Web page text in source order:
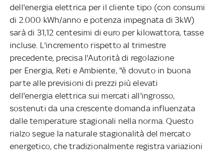
dell'energia elettrica per il cliente tipo (con consumi
di 2.000 kWh/anno e potenza impegnata di 3kW)
sarà di 31,12 centesimi di euro per kilowattora, tasse
incluse. L'incremento rispetto al trimestre
precedente, precisa l'Autorità di regolazione
per Energia, Reti e Ambiente, "è dovuto in buona
parte alle previsioni di prezzi più elevati
dell'energia elettrica sui mercati all'ingrosso,
sostenuti da una crescente domanda influenzata
dalle temperature stagionali nella norma. Questo
rialzo segue la naturale stagionalità del mercato
energetico, che tradizionalmente registra variazioni